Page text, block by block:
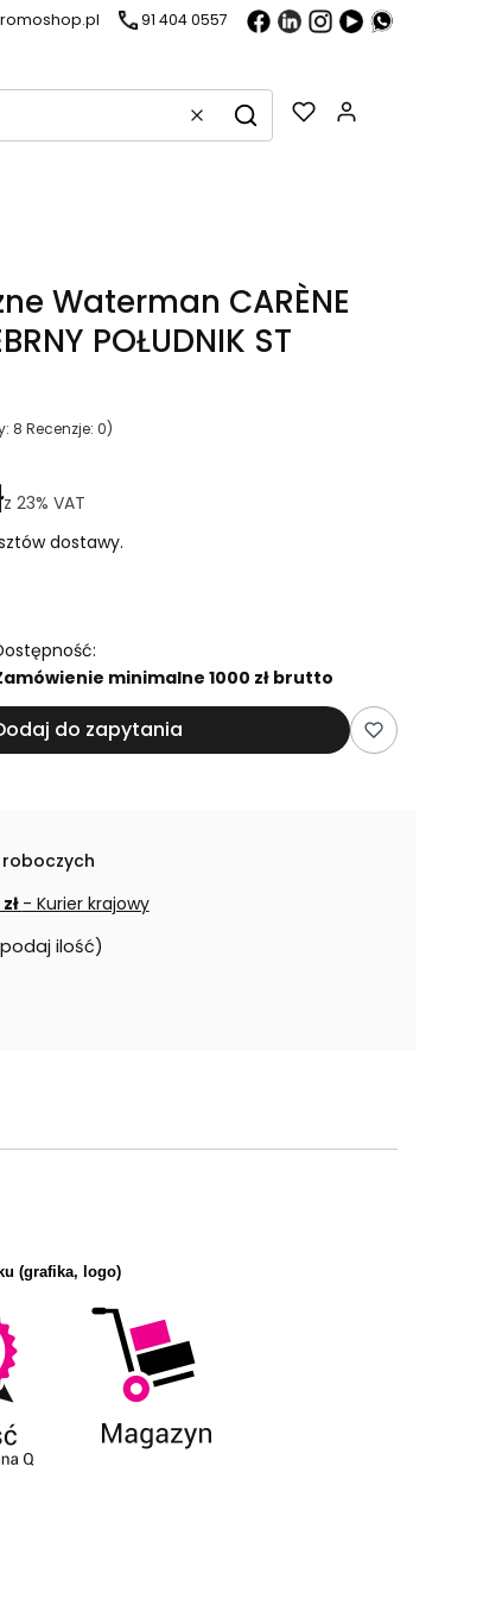
91 404 0557
WyczyśćSzukaj
Waterman CARÈNE
POŁUDNIK ST
8 Recenzje: 0)
z 23% VAT
dostawy.
minimalne 1000 zł brutto
do zapytania
roboczych
- Kurier krajowy
ilość)
(grafika, logo)